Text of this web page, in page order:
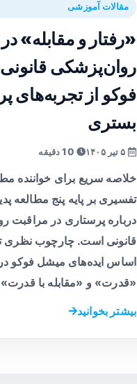
مقالات آموزشی
«رفتار و مقابله»
روان‌پزشکی
فوکو از تجربه‌های
بستری
خلاصه سریع برای خواننده
تفسیری بر پایه پنج مطالعه
درباره پرستاری در مراقبت
قانونی است. چارچوب نظری
اساس ایده‌های میشل فوکو
«قدرت» و «مقابله با قدرت»
بیشتر بخوانید